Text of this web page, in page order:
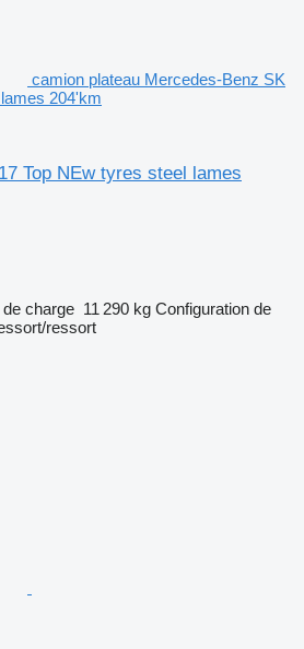
camion plateau Mercedes-Benz SK
204'km
Top NEw tyres steel lames
charge 11 290 kg Configuration de
ressort